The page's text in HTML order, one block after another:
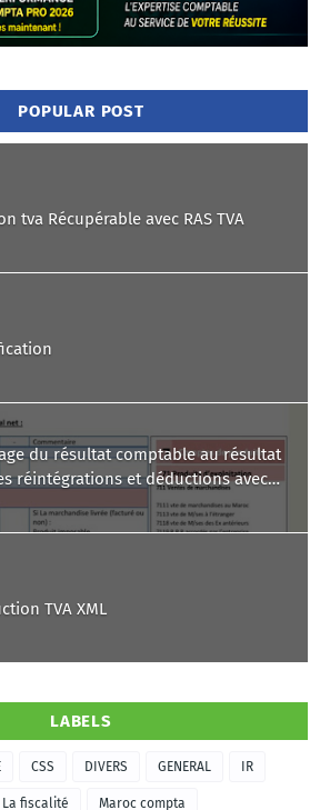
POPULAR POST
tva Récupérable avec RAS TVA
du résultat comptable au résultat
réintégrations et déductions avec
TVA XML
LABELS
CSS DIVERS GENERAL IR
La fiscalité Maroc compta